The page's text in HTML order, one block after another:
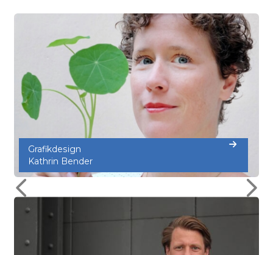
Grafikdesign
Kathrin Bender
Previous